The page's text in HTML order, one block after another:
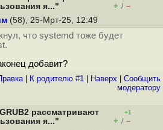
я..."
+ / –
(58), 25-Мрт-25, 12:49
что systemd тоже будет
добавит?
| К родителю #1 Наверх
Cообщить
модератору
рассматривают
я..."
+1
+ / –